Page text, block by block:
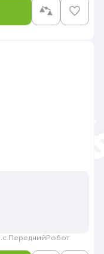
Передний Робот